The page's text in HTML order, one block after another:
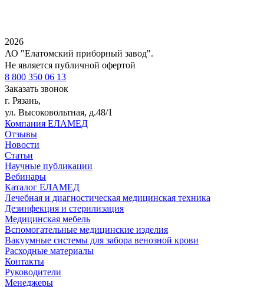
2026
АО "Елатомский приборный завод".
Не является публичной офертой
8 800 350 06 13
Заказать звонок
г. Рязань,
ул. Высоковольтная, д.48/1
Компания ЕЛАМЕД
Отзывы
Новости
Статьи
Научные публикации
Вебинары
Каталог ЕЛАМЕД
Лечебная и диагностическая медицинская техника
Дезинфекция и стерилизация
Медицинская мебель
Вспомогательные медицинские изделия
Вакуумные системы для забора венозной крови
Расходные материалы
Контакты
Руководители
Менеджеры